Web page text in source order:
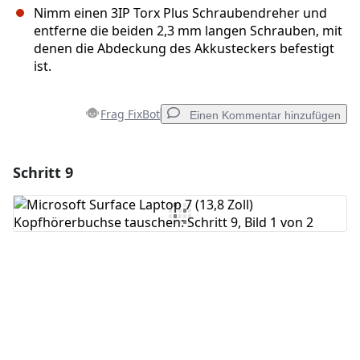
Nimm einen 3IP Torx Plus Schraubendreher und
entferne die beiden 2,3 mm langen Schrauben, mit
denen die Abdeckung des Akkusteckers befestigt
ist.
Frag FixBot Einen Kommentar hinzufügen
Kommentar hinzufügen
Schritt 9